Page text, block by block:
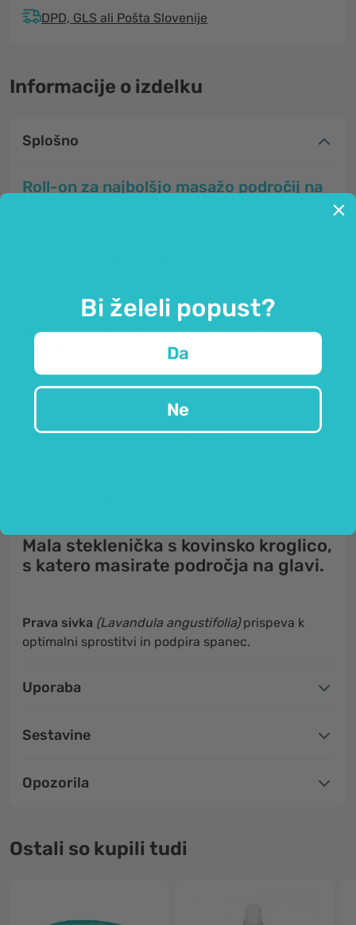
DPD, GLS ali Pošta Slovenije
Informacije o izdelku
Splošno
Roll-on za najbolšjo masažo področij na
Nanesite na senca, čelo ali med obrvmi
za takojšnjo sprostitev
Vsebuje eterična olja 4 rastlin:
poprova meta(Mentha piperita),
Mala steklenička s kovinsko kroglico,
s katero masirate področja na glavi.
Prava sivka (Lavandula angustifolia)prispeva k
optimalni sprostitvi in podpira spanec.
Uporaba
Sestavine
Opozorila
Ostali so kupili tudi
Bi želeli popust?
Da
Ne